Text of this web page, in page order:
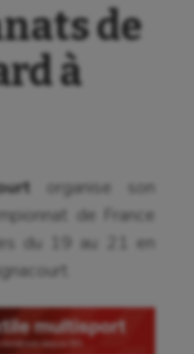
de
à
organise son
de France
du 19 au 21 en